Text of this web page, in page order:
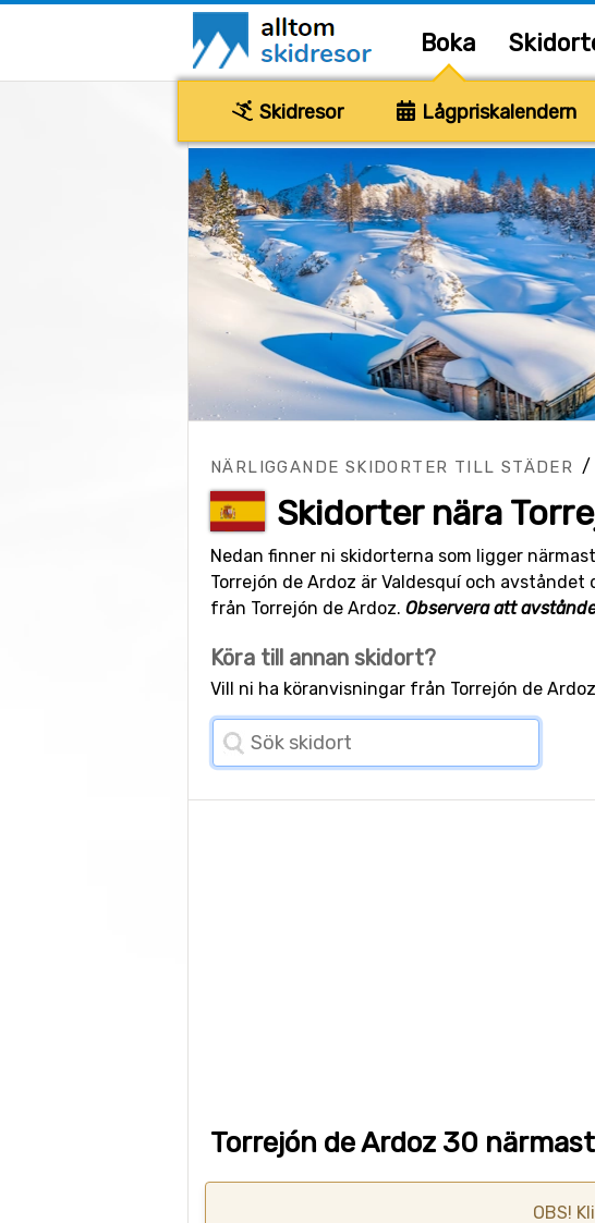
Boka
Skidresor Lågpriskalendern
NÄRLIGGANDE SKIDORTER TILL STÄDER
Skidorter nära
Nedan finner ni skidorterna som ligger
Torrejón de Ardoz är Valdesquí och
från Torrejón de Ardoz. Observera att
Köra till annan skidort?
Vill ni ha köranvisningar från Torrejón de
Torrejón de Ardoz 30
OBS!